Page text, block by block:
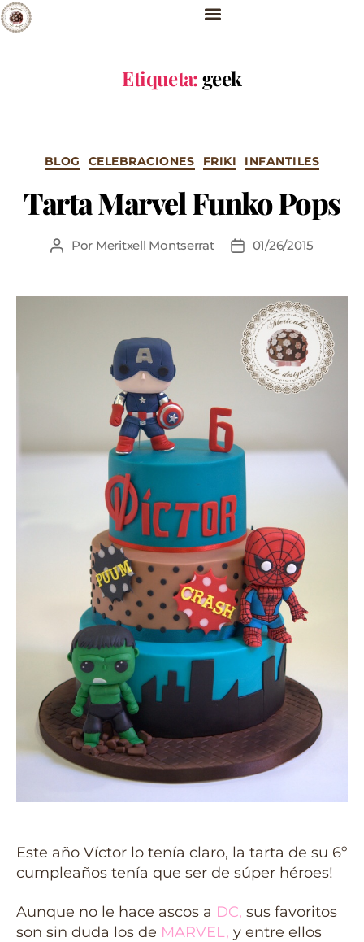
Etiqueta:geek
BLOG CELEBRACIONES FRIKI INFANTILES
Tarta Marvel Funko Pops
Por Meritxell Montserrat 01/26/2015
Este año Víctor lo tenía claro, la tarta de su 6º
cumpleaños tenía que ser de súper héroes!
Aunque no le hace ascos a DC, sus favoritos
son sin duda los de MARVEL, y entre ellos